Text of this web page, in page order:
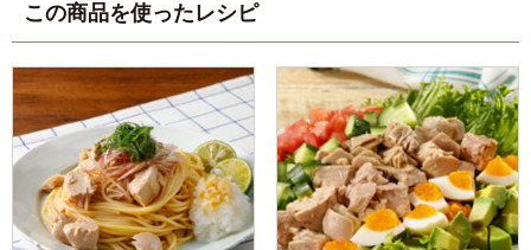
この商品を使ったレシピ